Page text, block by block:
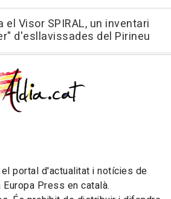
el Visor SPIRAL, un inventari
d'esllavissades del Pirineu
portal d'actualitat i notícies de
Europa Press en català.